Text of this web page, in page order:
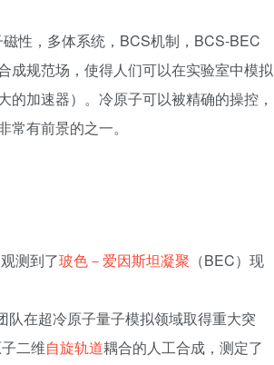
性，多体系统，BCS机制，BCS-BEC
成规范场，使得人们可以在实验室中模拟
加速器）。冷原子可以被精确的操控，
常有前景的之一。
测到了玻色－爱因斯坦凝聚 （BEC）现
队在超冷原子量子模拟领域取得重大突
二维自旋轨道耦合的人工合成，测定了